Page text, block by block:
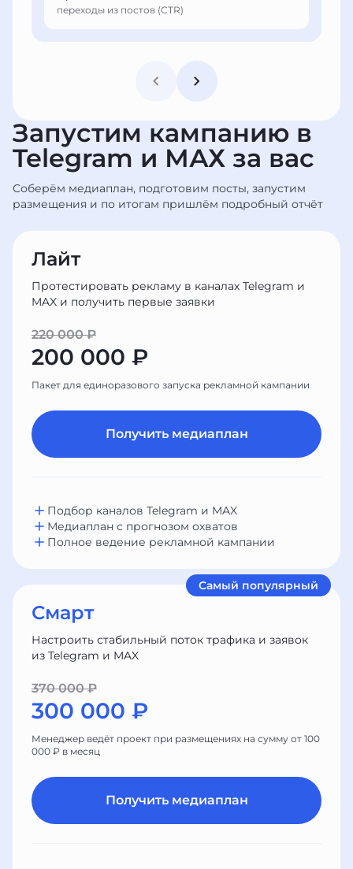
переходы из постов (CTR)
Запустим кампанию в
Telegram и МАХ за вас
Соберём медиаплан, подготовим посты, запустим
размещения и по итогам пришлём подробный отчёт
Лайт
Протестировать рекламу в каналах Telegram и
MAX и получить первые заявки
220 000 ₽
200 000 ₽
Пакет для единоразового запуска рекламной кампании
Получить медиаплан
Подбор каналов Telegram и MAX
Медиаплан с прогнозом охватов
Полное ведение рекламной кампании
Самый популярный
Смарт
Настроить стабильный поток трафика и заявок
из Telegram и MAX
370 000 ₽
300 000 ₽
Менеджер ведёт проект при размещениях на сумму от 100
000 ₽ в месяц
Получить медиаплан